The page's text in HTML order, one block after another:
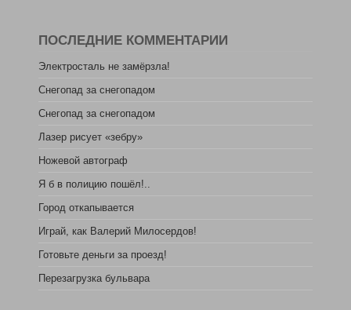
ПОСЛЕДНИЕ КОММЕНТАРИИ
Электросталь не замёрзла!
Снегопад за снегопадом
Снегопад за снегопадом
Лазер рисует «зебру»
Ножевой автограф
Я б в полицию пошёл!..
Город откапывается
Играй, как Валерий Милосердов!
Готовьте деньги за проезд!
Перезагрузка бульвара